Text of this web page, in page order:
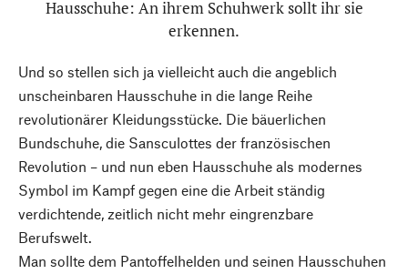
Hausschuhe: An ihrem Schuhwerk sollt ihr sie
erkennen.
Und so stellen sich ja vielleicht auch die angeblich
unscheinbaren Hausschuhe in die lange Reihe
revolutionärer Kleidungsstücke. Die bäuerlichen
Bundschuhe, die Sansculottes der französischen
Revolution – und nun eben Hausschuhe als modernes
Symbol im Kampf gegen eine die Arbeit ständig
verdichtende, zeitlich nicht mehr eingrenzbare
Berufswelt.
Man sollte dem Pantoffelhelden und seinen Hausschuhen